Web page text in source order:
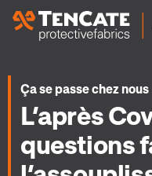
Ça se passe chez nous
L’après
questions